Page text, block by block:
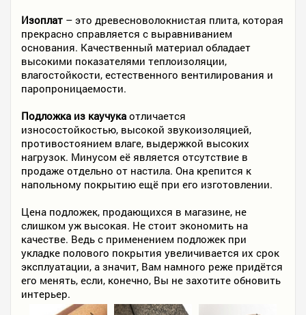
Изоплат – это древесноволокнистая плита, которая
прекрасно справляется с выравниванием
основания. Качественный материал обладает
высокими показателями теплоизоляции,
влагостойкости, естественного вентилирования и
паропроницаемости.
Подложка из каучука отличается
износостойкостью, высокой звукоизоляцией,
противостоянием влаге, выдержкой высоких
нагрузок. Минусом её является отсутствие в
продаже отдельно от настила. Она крепится к
напольному покрытию ещё при его изготовлении.
Цена подложек, продающихся в магазине, не
слишком уж высокая. Не стоит экономить на
качестве. Ведь с применением подложек при
укладке полового покрытия увеличивается их срок
эксплуатации, а значит, Вам намного реже придётся
его менять, если, конечно, Вы не захотите обновить
интерьер.